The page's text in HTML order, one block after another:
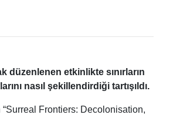
etkinlikte sınırların
nasıl şekillendirdiği tartışıldı.
Frontiers: Decolonisation,